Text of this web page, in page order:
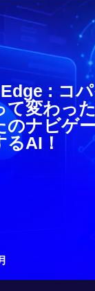
: コ
て変わっ
のナビゲ
AI！